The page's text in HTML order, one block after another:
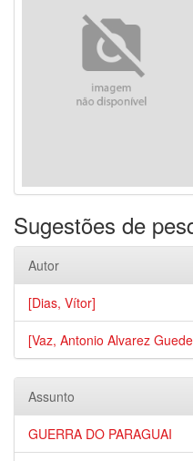
Sugestões de
Autor
[Dias, Vítor]
[Vaz, Antonio Alvarez
Assunto
GUERRA DO PARAGUAI